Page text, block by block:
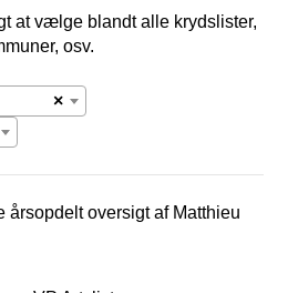
at vælge blandt alle krydslister,
osv.
×
årsopdelt oversigt af Matthieu